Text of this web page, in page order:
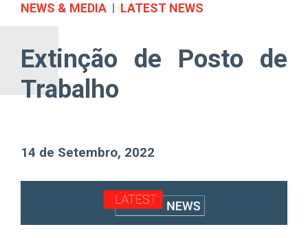
NEWS & MEDIA LATEST NEWS
Extinção de Posto de
Trabalho
14 de Setembro, 2022